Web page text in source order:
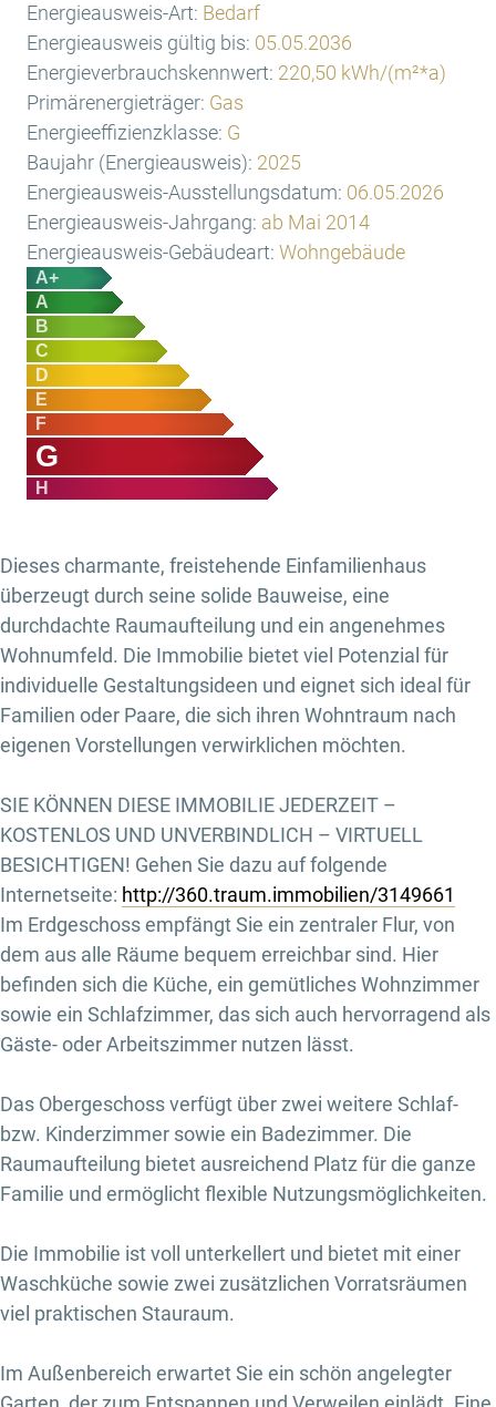
Energieausweis-Art: Bedarf
Energieausweis gültig bis: 05.05.2036
Energieverbrauchskennwert: 220,50 kWh/(m²*a)
Primärenergieträger: Gas
Energieeffizienzklasse: G
Baujahr (Energieausweis): 2025
Energieausweis-Ausstellungsdatum: 06.05.2026
Energieausweis-Jahrgang: ab Mai 2014
Energieausweis-Gebäudeart: Wohngebäude
A+
A
B
C
D
E
F
G
H
Dieses charmante, freistehende Einfamilienhaus
überzeugt durch seine solide Bauweise, eine
durchdachte Raumaufteilung und ein angenehmes
Wohnumfeld. Die Immobilie bietet viel Potenzial für
individuelle Gestaltungsideen und eignet sich ideal für
Familien oder Paare, die sich ihren Wohntraum nach
eigenen Vorstellungen verwirklichen möchten.
SIE KÖNNEN DIESE IMMOBILIE JEDERZEIT –
KOSTENLOS UND UNVERBINDLICH – VIRTUELL
BESICHTIGEN! Gehen Sie dazu auf folgende
Internetseite: http://360.traum.immobilien/3149661
Im Erdgeschoss empfängt Sie ein zentraler Flur, von
dem aus alle Räume bequem erreichbar sind. Hier
befinden sich die Küche, ein gemütliches Wohnzimmer
sowie ein Schlafzimmer, das sich auch hervorragend als
Gäste- oder Arbeitszimmer nutzen lässt.
Das Obergeschoss verfügt über zwei weitere Schlaf-
bzw. Kinderzimmer sowie ein Badezimmer. Die
Raumaufteilung bietet ausreichend Platz für die ganze
Familie und ermöglicht flexible Nutzungsmöglichkeiten.
Die Immobilie ist voll unterkellert und bietet mit einer
Waschküche sowie zwei zusätzlichen Vorratsräumen
viel praktischen Stauraum.
Im Außenbereich erwartet Sie ein schön angelegter